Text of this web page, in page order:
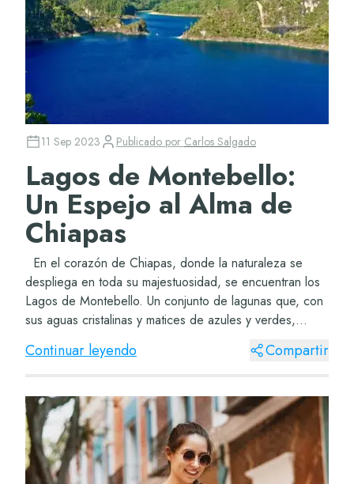
11 Sep 2023 Publicado por Carlos Salgado
Lagos de Montebello:
Un Espejo al Alma de
Chiapas
En el corazón de Chiapas, donde la naturaleza se
despliega en toda su majestuosidad, se encuentran los
Lagos de Montebello. Un conjunto de lagunas que, con
sus aguas cristalinas y matices de azules y verdes,
reflejan no solo el cielo, sino tam...
Continuar leyendo Compartir